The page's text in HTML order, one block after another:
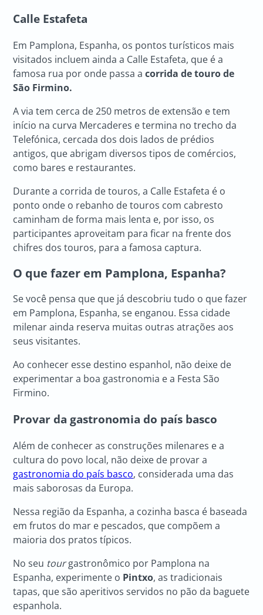
Calle Estafeta
Em Pamplona, Espanha, os pontos turísticos mais
visitados incluem ainda a Calle Estafeta, que é a
famosa rua por onde passa acorrida de touro de
São Firmino.
A via tem cerca de 250 metros de extensão e tem
início na curva Mercaderes e termina no trecho da
Telefónica, cercada dos dois lados de prédios
antigos, que abrigam diversos tipos de comércios,
como bares e restaurantes.
Durante a corrida de touros, a Calle Estafeta é o
ponto onde o rebanho de touros com cabresto
caminham de forma mais lenta e, por isso, os
participantes aproveitam para ficar na frente dos
chifres dos touros, para a famosa captura.
O que fazer em Pamplona, Espanha?
Se você pensa que que já descobriu tudo o que fazer
em Pamplona, Espanha, se enganou. Essa cidade
milenar ainda reserva muitas outras atrações aos
seus visitantes.
Ao conhecer esse destino espanhol, não deixe de
experimentar a boa gastronomia e a Festa São
Firmino.
Provar da gastronomia do país basco
Além de conhecer as construções milenares e a
cultura do povo local, não deixe de provar a
gastronomia do país basco, considerada uma das
mais saborosas da Europa.
Nessa região da Espanha, a cozinha basca é baseada
em frutos do mar e pescados, que compõem a
maioria dos pratos típicos.
No seu tourgastronômico por Pamplona na
Espanha, experimente o Pintxo, as tradicionais
tapas, que são aperitivos servidos no pão da baguete
espanhola.